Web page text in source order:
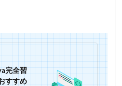
完全習
すすめ